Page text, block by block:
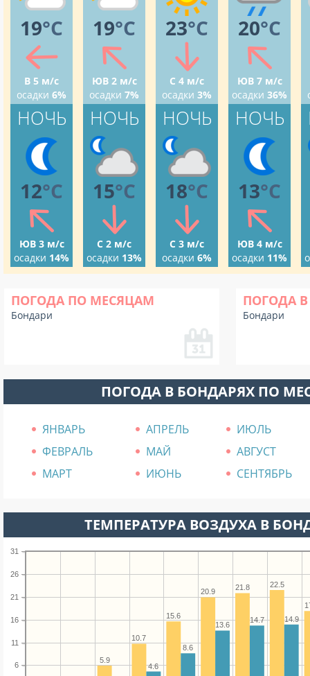
19°C
В 5 м/с
осадки 6%
НОЧЬ
12°C
ЮВ 3 м/с
осадки 14%
19°C
ЮВ 2 м/с
осадки 7%
НОЧЬ
15°C
С 2 м/с
осадки 13%
23°C
С 4 м/с
осадки 3%
НОЧЬ
18°C
С 3 м/с
осадки 6%
20°C
ЮВ 7 м/с
осадки 36%
НОЧЬ
13°C
ЮВ 4 м/с
осадки 11%
ПОГОДА ПО МЕСЯЦАМ
Бондари
ПОГОДА В
Бондари
ПОГОДА В БОНДАРЯХ ПО
ЯНВАРЬ АПРЕЛЬ
ИЮЛЬ
ФЕВРАЛЬ
МАЙ
АВГУСТ
МАРТ
ИЮНЬ СЕНТЯБРЬ
ТЕМПЕРАТУРА ВОЗДУХА В
6
11
16
21
26
31
22.5
21.8
20.9
15.6
10.7
5.9
14.9
14.7
13.6
8.6
4.6